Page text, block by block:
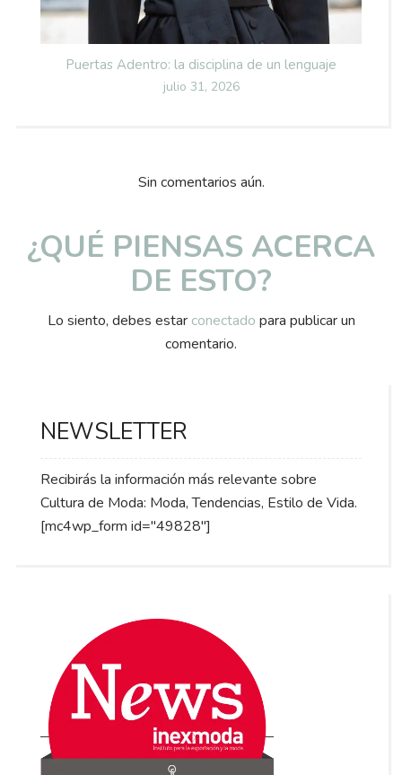
Puertas Adentro: la disciplina de un lenguaje
Posted
julio 31, 2026
Sin comentarios aún.
¿QUÉ PIENSAS ACERCA
DE ESTO?
Lo siento, debes estar conectado para publicar un
comentario.
NEWSLETTER
Recibirás la información más relevante sobre
Cultura de Moda: Moda, Tendencias, Estilo de Vida.
[mc4wp_form id="49828"]